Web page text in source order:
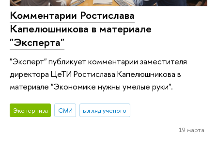
Комментарии Ростислава
Капелюшникова в материале
"Эксперта"
"Эксперт" публикует комментарии заместителя
директора ЦеТИ Ростислава Капелюшникова в
материале "Экономике нужны умелые руки".
Экспертиза СМИ взгляд ученого
19 марта